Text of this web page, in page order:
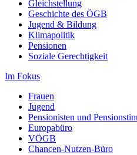
Gleichstellung
Geschichte des ÖGB
Jugend & Bildung
Klimapolitik
Pensionen
Soziale Gerechtigkeit
Im Fokus
Frauen
Jugend
Pensionisten und
Europabüro
VÖGB
Chancen-Nutzen-Büro